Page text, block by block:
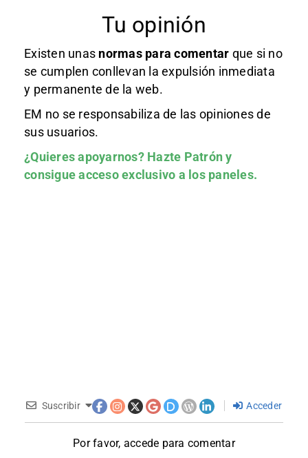
Tu opinión
Existen unas normas para comentar que si no
se cumplen conllevan la expulsión inmediata
y permanente de la web.
EM no se responsabiliza de las opiniones de
sus usuarios.
¿Quieres apoyarnos? Hazte Patróny
consigue acceso exclusivo a los paneles.
Suscribir Acceder
Por favor, accede para comentar